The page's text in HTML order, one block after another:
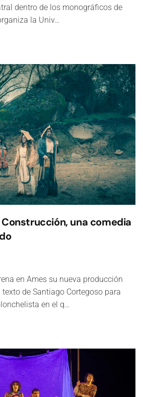
dentro de los monográficos de
la Univ…
una comedia
en Ames su nueva producción
de Santiago Cortegoso para
en el q…